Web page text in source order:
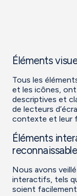
Éléments
Tous les
et les icônes,
descriptives et
de lecteurs
contexte et leur
Éléments
Nous avons
interactifs, tels
soient